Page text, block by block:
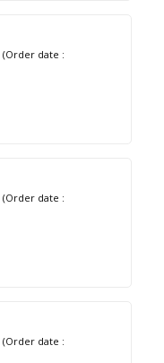
(Order date :
(Order date :
(Order date :